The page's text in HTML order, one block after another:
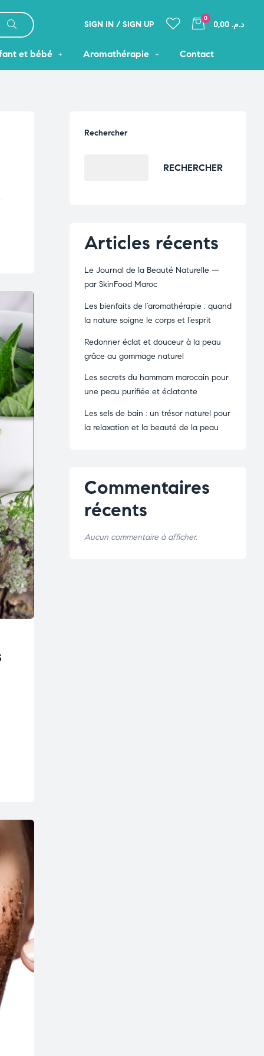
SIGN IN / SIGN UP
0
د.م. 0,00
et bébé Aromathérapie Contact
Rechercher
RECHERCHER
Articles récents
Le Journal de la Beauté Naturelle —
par SkinFood Maroc
Les bienfaits de l’aromathérapie : quand
la nature soigne le corps et l’esprit
Redonner éclat et douceur à la peau
grâce au gommage naturel
Les secrets du hammam marocain pour
une peau purifiée et éclatante
Les sels de bain : un trésor naturel pour
la relaxation et la beauté de la peau
Commentaires
récents
Aucun commentaire à afficher.